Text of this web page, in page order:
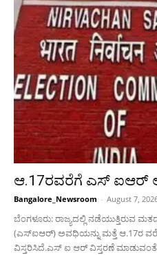
ಆ.17ರವರೆಗೆ ಎಸ್ ಐಆರ್
Bangalore_Newsroom - August 7,
ಬೆಂಗಳೂರು: ರಾಜ್ಯದಲ್ಲಿ ನಡೆಯುತ್ತಿರುವ
(ಎಸ್ಐಆರ್) ಅವಧಿಯನ್ನು ಮತ್ತೆ ಆ.17ರ
ವಿಸ್ತರಿಸಿದೆ.ಎಸ್ ಐ ಆರ್ ವಿಸ್ತರಣೆ ಮಾಡುವಂತೆ